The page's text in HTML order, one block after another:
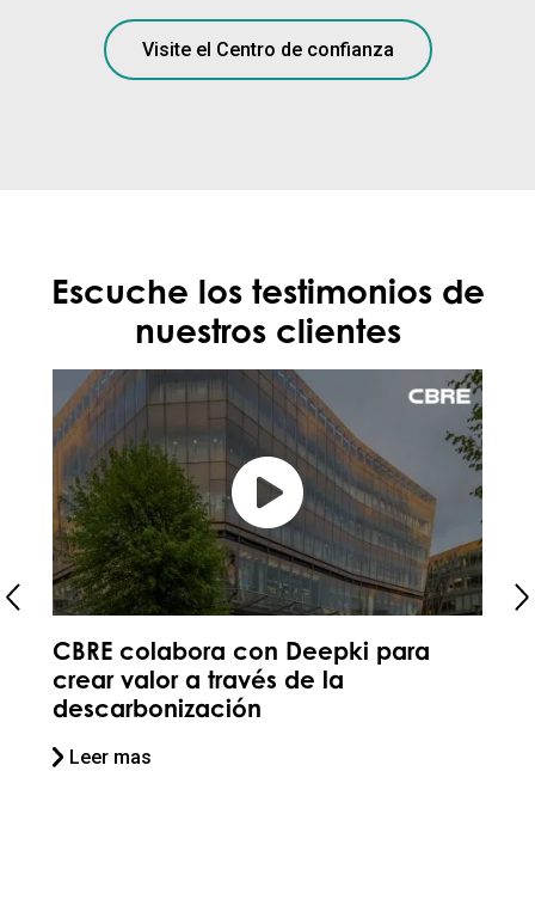
Visite el Centro de confianza
Escuche los testimonios de
nuestros clientes
Kiloutou se asocia con Deepki
para controlar su consumo
energético y reforzar su impacto